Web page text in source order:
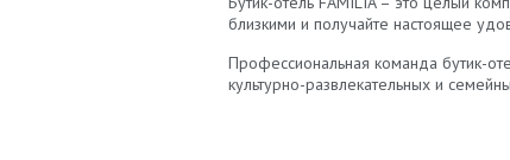
близкими и получайте настоящее
Профессиональная команда бутик-
культурно-развлекательных и